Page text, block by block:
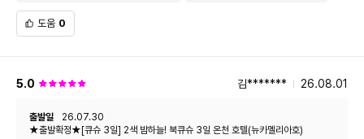
물에 들어가기 전 심장에서 먼 곳부터 적신 후 들어갑니다. 깊은 물에 들어가
거나 무리한 다이빙은 하지 않습니다.
바닥이 미끄러우니 뛰거나 심한 장난은 삼가 합니다.
물에 들어가기 전 심장에서 먼 곳부터 적신 후 들어갑니다. 깊은 물에 들어가
거나 무리한 다이빙은 하지 않습니다.
는 좀 불신 했는대 박미경
가이드 님으로 인하여 너무 좋구요!!! 다른 여행도 부모님 모시고 갈때 투어
비스 패키지로 가겠습니다.
가이드님 성함 노출 해도 되나 모르겠습니다. 다시 한번 일본 여행을 가게 된
또 뵙고 싶습니다.
저희 가족에게 정말 좋은 추억을 주셔서 너무 감사했고 건강하세요.
도움 0
5.0 김******* 26.08.01
출발일
26.07.30
★출발확정★[큐슈 3일] 2색 밤하늘! 북큐슈 3일 온천 호텔(뉴카멜리아호)